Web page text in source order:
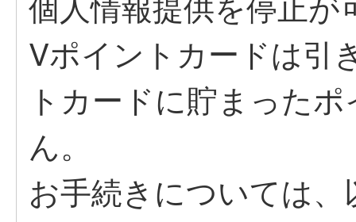
Vポイントカードは引
トカードに貯まった
ん。
お手続きについては